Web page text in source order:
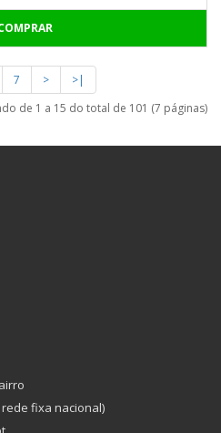
7 >
>|
de 1 a 15 do total de 101 (7 páginas)
rede fixa nacional)